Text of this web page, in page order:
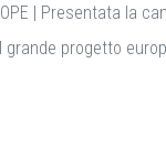
| Presentata la
grande progetto